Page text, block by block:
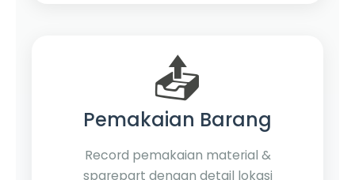
📤
Pemakaian Barang
Record pemakaian material &
sparepart dengan detail lokasi